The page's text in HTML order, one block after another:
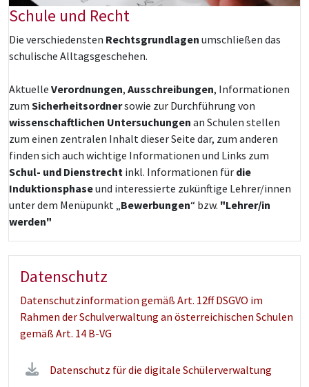
Schule und Recht
Die verschiedensten Rechtsgrundlagen umschließen das
schulische Alltagsgeschehen.
Aktuelle Verordnungen, Ausschreibungen, Informationen
zum Sicherheitsordnersowie zur Durchführung von
wissenschaftlichen Untersuchungen an Schulen stellen
zum einen zentralen Inhalt dieser Seite dar, zum anderen
finden sich auch wichtige Informationen und Links zum
Schul- und Dienstrecht inkl. Informationen für die
Induktionsphaseund interessierte zukünftige Lehrer/innen
unter dem Menüpunkt „ Bewerbungen“ bzw. "Lehrer/in
werden"
Datenschutz
Datenschutzinformation gemäß Art. 12ff DSGVO im
Rahmen der Schulverwaltung an österreichischen Schulen
gemäß Art. 14 B-VG
Datenschutz für die digitale Schülerverwaltung